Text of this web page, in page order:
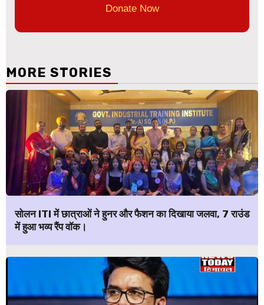
Donate Now
MORE STORIES
सोलन ITI में छात्राओं ने हुनर और फैशन का दिखाया जलवा, 7 राउंड
में हुआ भव्य रैंप वॉक।